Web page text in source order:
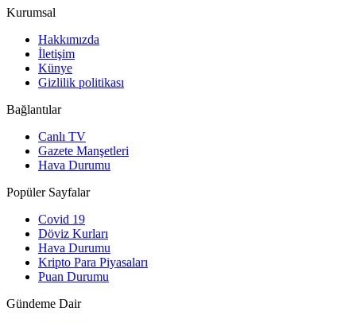
Kurumsal
Hakkımızda
İletişim
Künye
Gizlilik politikası
Bağlantılar
Canlı TV
Gazete Manşetleri
Hava Durumu
Popüler Sayfalar
Covid 19
Döviz Kurları
Hava Durumu
Kripto Para Piyasaları
Puan Durumu
Gündeme Dair